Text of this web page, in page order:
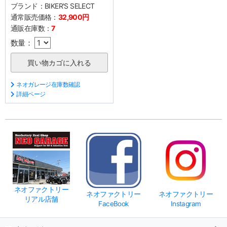
ブランド： BIKER'S SELECT
通常販売価格： 32,900円
通販在庫数：7
数量：
ネオガレージ在庫数確認
詳細ページ
ネオファクトリー
リアル店舗
ネオファクトリー
FaceBook
ネオファクトリー
Instagram